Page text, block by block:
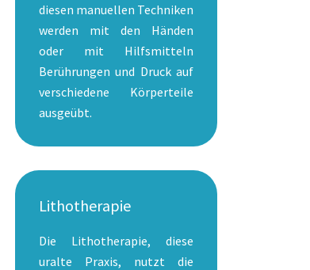
diesen manuellen Techniken
werden mit den Händen
oder mit Hilfsmitteln
Berührungen und Druck auf
verschiedene Körperteile
ausgeübt.
Lithotherapie
Die Lithotherapie, diese
uralte Praxis, nutzt die